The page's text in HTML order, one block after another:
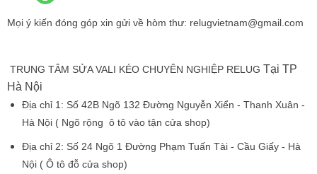
Mọi ý kiến đóng góp xin gửi về hòm thư: relugvietnam@gmail.com
TRUNG TÂM SỬA VALI KÉO CHUYÊN NGHIỆP RELUG Tại TP
Hà Nội
Địa chỉ 1: Số 42B Ngõ 132 Đường Nguyễn Xiển - Thanh Xuân -
Hà Nội ( Ngõ rộng ô tô vào tận cửa shop)
Địa chỉ 2: Số 24 Ngõ 1 Đường Phạm Tuấn Tài - Cầu Giấy - Hà
Nội( Ô tô đỗ cửa shop)